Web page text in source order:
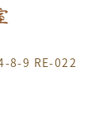
8-9 RE-022